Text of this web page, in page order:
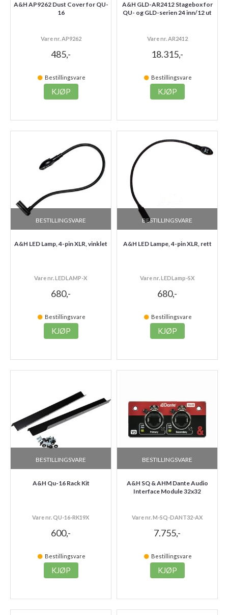
A&H AP9262 Dust Cover for QU-
16
Vare nr. AP9262
485,-
Bestillingsvare
KJØP
A&H GLD-AR2412 Stagebox for
QU- og GLD-serien 24 inn/12 ut
Vare nr. AR2412
18.315,-
Bestillingsvare
KJØP
BESTILLINGSVARE
A&H LED Lamp, 4-pin XLR, vinklet
Vare nr. LEDLAMP-X
680,-
Bestillingsvare
KJØP
BESTILLINGSVARE
A&H LED Lampe, 4-pin XLR, rett
Vare nr. LEDLamp-SX
680,-
Bestillingsvare
KJØP
BESTILLINGSVARE
A&H Qu-16 Rack Kit
Vare nr. QU-16-RK19X
600,-
Bestillingsvare
KJØP
BESTILLINGSVARE
A&H SQ & AHM Dante Audio
Interface Module 32x32
Vare nr. M-SQ-DANT32-AX
7.755,-
Bestillingsvare
KJØP